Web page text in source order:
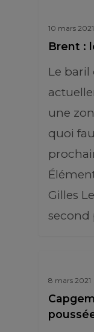
10 mars 2021
Brent :
Le baril
une
quoi
Gilles
second
8 mars 2021